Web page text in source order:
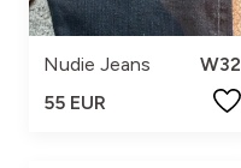
Nudie Jeans
W32
55 EUR